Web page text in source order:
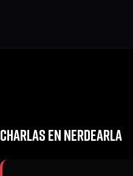
CHARLAS EN NERDEARLA